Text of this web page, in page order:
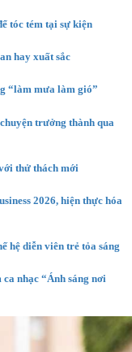
tóc tém tại sự kiện
hay xuất sắc
“làm mưa làm gió”
trưởng thành qua
thử thách mới
2026, hiện thực hóa
hệ diễn viên trẻ tỏa sáng
nhạc “Ánh sáng nơi